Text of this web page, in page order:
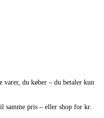
varer, du køber – du betaler kun
samme pris – eller shop for kr.